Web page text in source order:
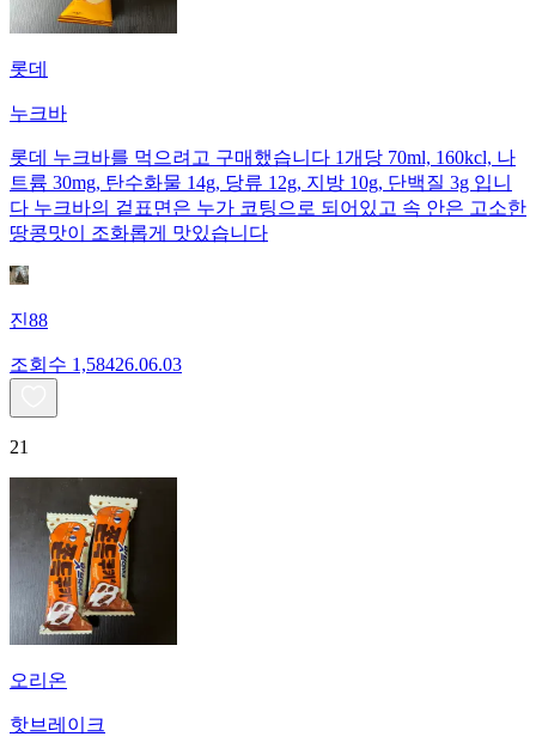
롯데
누크바
롯데 누크바를 먹으려고 구매했습니다 1개당 70ml, 160kcl, 나
트륨 30mg, 탄수화물 14g, 당류 12g, 지방 10g, 단백질 3g 입니
다 누크바의 겉표면은 누가 코팅으로 되어있고 속 안은 고소한
땅콩맛이 조화롭게 맛있습니다
진88
조회수 1,58426.06.03
21
오리온
핫브레이크